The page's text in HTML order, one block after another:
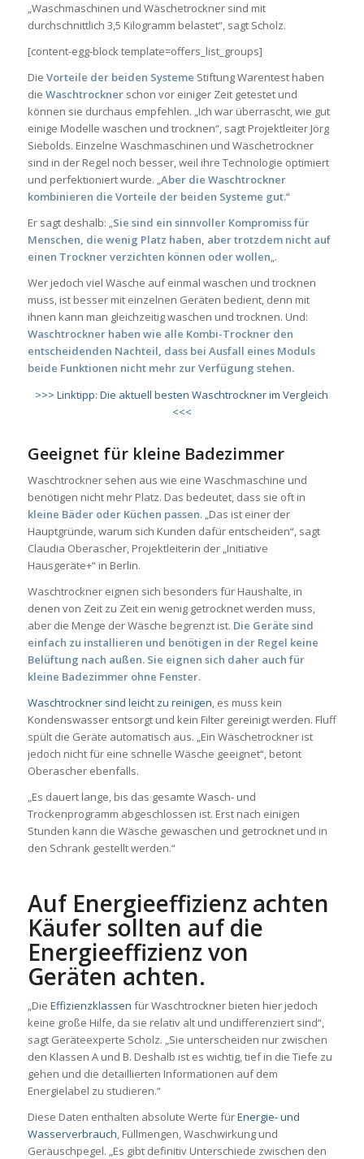
„Waschmaschinen und Wäschetrockner sind mit
durchschnittlich 3,5 Kilogramm belastet“, sagt Scholz.
[content-egg-block template=offers_list_groups]
Die Vorteile der beiden Systeme Stiftung Warentest haben
die Waschtrocknerschon vor einiger Zeit getestet und
können sie durchaus empfehlen. „Ich war überrascht, wie gut
einige Modelle waschen und trocknen“, sagt Projektleiter Jörg
Siebolds. Einzelne Waschmaschinen und Wäschetrockner
sind in der Regel noch besser, weil ihre Technologie optimiert
und perfektioniert wurde. „Aber die Waschtrockner
kombinieren die Vorteile der beiden Systeme gut.“
Er sagt deshalb: „Sie sind ein sinnvoller Kompromiss für
Menschen, die wenig Platz haben, aber trotzdem nicht auf
einen Trockner verzichten können oder wollen„.
Wer jedoch viel Wäsche auf einmal waschen und trocknen
muss, ist besser mit einzelnen Geräten bedient, denn mit
ihnen kann man gleichzeitig waschen und trocknen. Und:
Waschtrockner haben wie alle Kombi-Trockner den
entscheidenden Nachteil, dass bei Ausfall eines Moduls
beide Funktionen nicht mehr zur Verfügung stehen.
>>> Linktipp: Die aktuell besten Waschtrockner im Vergleich
<<<
Geeignet für kleine Badezimmer
Waschtrockner sehen aus wie eine Waschmaschine und
benötigen nicht mehr Platz. Das bedeutet, dass sie oft in
kleine Bäder oder Küchen passen. „Das ist einer der
Hauptgründe, warum sich Kunden dafür entscheiden“, sagt
Claudia Oberascher, Projektleiterin der „Initiative
Hausgeräte+“ in Berlin.
Waschtrockner eignen sich besonders für Haushalte, in
denen von Zeit zu Zeit ein wenig getrocknet werden muss,
aber die Menge der Wäsche begrenzt ist. Die Geräte sind
einfach zu installieren und benötigen in der Regel keine
Belüftung nach außen. Sie eignen sich daher auch für
kleine Badezimmer ohne Fenster.
Waschtrockner sind leicht zu reinigen, es muss kein
Kondenswasser entsorgt und kein Filter gereinigt werden. Fluff
spült die Geräte automatisch aus. „Ein Wäschetrockner ist
jedoch nicht für eine schnelle Wäsche geeignet“, betont
Oberascher ebenfalls.
„Es dauert lange, bis das gesamte Wasch- und
Trockenprogramm abgeschlossen ist. Erst nach einigen
Stunden kann die Wäsche gewaschen und getrocknet und in
den Schrank gestellt werden.“
Auf Energieeffizienz achten
Käufer sollten auf die
Energieeffizienz von
Geräten achten.
„Die Effizienzklassen für Waschtrockner bieten hier jedoch
keine große Hilfe, da sie relativ alt und undifferenziert sind“,
sagt Geräteexperte Scholz. „Sie unterscheiden nur zwischen
den Klassen A und B. Deshalb ist es wichtig, tief in die Tiefe zu
gehen und die detaillierten Informationen auf dem
Energielabel zu studieren.“
Diese Daten enthalten absolute Werte fürEnergie- und
Wasserverbrauch, Füllmengen, Waschwirkung und
Geräuschpegel. „Es gibt definitiv Unterschiede zwischen den